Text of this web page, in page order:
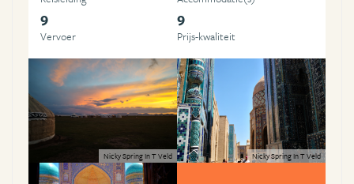
9
Vervoer
9
Prijs-kwaliteit
Nicky Spring In T Veld Nicky Spring In T Veld